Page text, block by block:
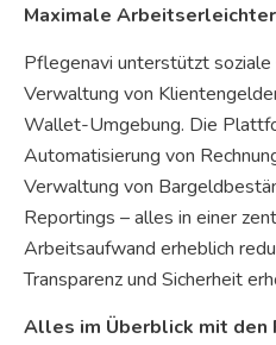
Maximale
Pflegenavi unterstützt
Verwaltung von
Wallet-Umgebung. Die
Automatisierung von
Verwaltung von
Reportings – alles in einer
Arbeitsaufwand erheblich
Transparenz und Sicherheit
Alles im Überblick mit den